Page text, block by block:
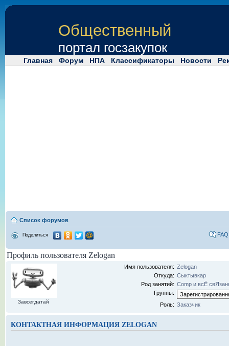
Общественный
портал госзакупок
Главная Форум НПА Классификаторы Новости
Список форумов
Поделиться FAQ
Профиль пользователя Zelogan
Завсегдатай
Имя пользователя: Zelogan
Откуда: Сыктывкар
Род занятий: Comp и всЁ
Группы:
Роль: Заказчик
КОНТАКТНАЯ ИНФОРМАЦИЯ ZELOGAN